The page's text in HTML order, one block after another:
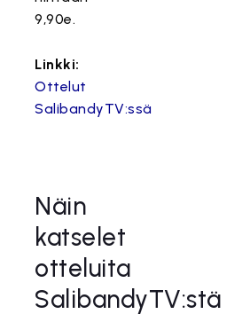
9,90e.
Linkki:
Ottelut
SalibandyTV:ssä
Näin
katselet
otteluita
SalibandyTV:stä